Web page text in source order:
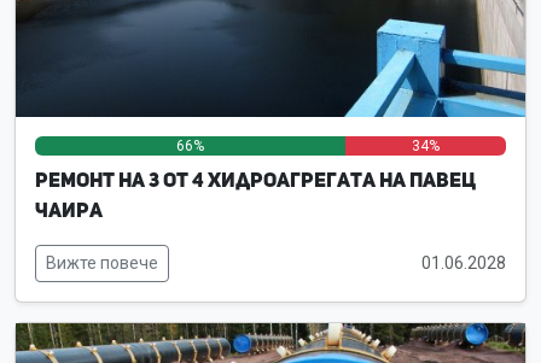
66% 34%
Ремонт на 3 от 4 хидроагрегата на ПАВЕЦ
Чаира
Вижте повече 01.06.2028